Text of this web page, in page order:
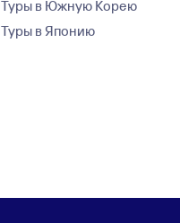
Туры в Южную Корею
Туры в Японию